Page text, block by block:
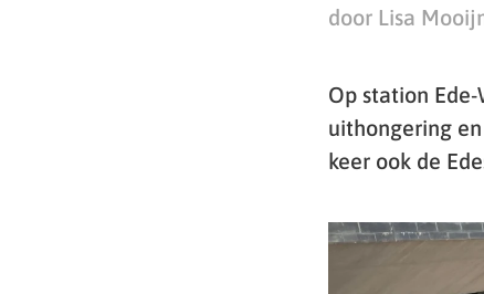
door Lisa
Op station
uithongering
keer ook de